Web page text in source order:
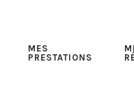
MES
PRESTATIONS